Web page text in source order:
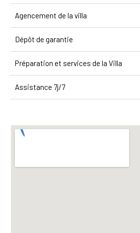
Agencement de la villa
Dépôt de garantie
Préparation et services de la Villa
Assistance 7j/7